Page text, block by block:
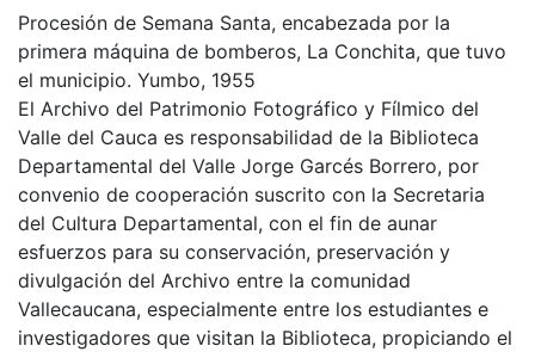
Procesión de Semana Santa, encabezada por la
primera máquina de bomberos, La Conchita, que tuvo
el municipio. Yumbo, 1955
El Archivo del Patrimonio Fotográfico y Fílmico del
Valle del Cauca es responsabilidad de la Biblioteca
Departamental del Valle Jorge Garcés Borrero, por
convenio de cooperación suscrito con la Secretaria
del Cultura Departamental, con el fin de aunar
esfuerzos para su conservación, preservación y
divulgación del Archivo entre la comunidad
Vallecaucana, especialmente entre los estudiantes e
investigadores que visitan la Biblioteca, propiciando el